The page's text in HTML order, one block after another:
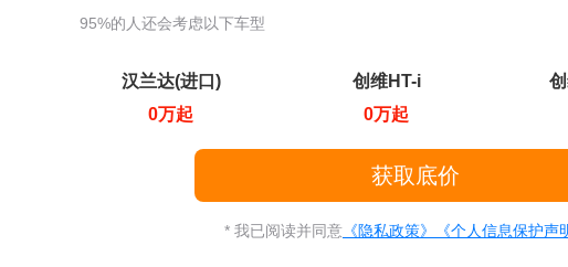
95%的人还会考虑以下车型
汉兰达(进口)
0万起
创维HT-i
0万起
* 我已阅读并同意 《隐私政策》 《个人信息保护声